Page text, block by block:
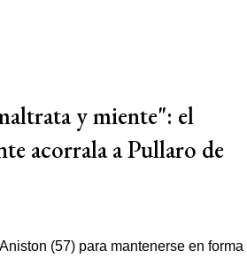
y miente": el
acorrala a Pullaro de